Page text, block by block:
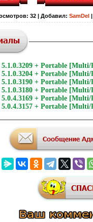
: 32| Добавил: SamDel
+ Portable [Multi/
+ Portable [Multi/
+ Portable [Multi/
+ Portable [Multi/
+ Portable [Multi/
+ Portable [Multi/